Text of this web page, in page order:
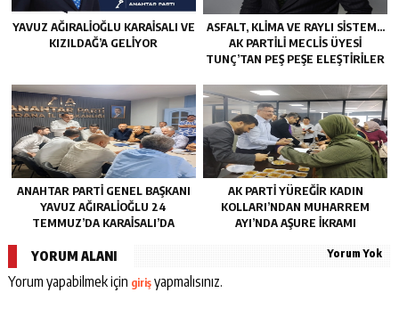
YAVUZ AĞIRALIOĞLU KARAISALI VE
KIZILDAĞ’A GELIYOR
ASFALT, KLIMA VE RAYLI SISTEM…
AK PARTILI MECLIS ÜYESI
TUNÇ’TAN PEŞ PEŞE ELEŞTIRILER
ANAHTAR PARTI GENEL BAŞKANI
YAVUZ AĞIRALIOĞLU 24
TEMMUZ’DA KARAISALI’DA
AK PARTI YÜREĞIR KADIN
KOLLARI’NDAN MUHARREM
AYI’NDA AŞURE İKRAMI
YORUM ALANI Yorum Yok
Yorum yapabilmek için girişyapmalısınız.